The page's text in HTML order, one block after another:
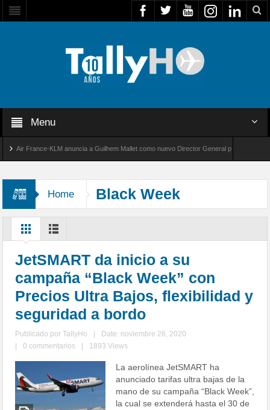
Menu
Air France-KLM anuncia a Guilhem Mallet como nuevo Director General para América Latina
Home Black Week
JetSMART da inicio a su
campaña “Black Week” con
Precios Ultra Bajos, flexibilidad y
seguridad a bordo
Publicado porTallyHo
Date: noviembre 26, 2020
0 commentarios 1893 Views
La aerolínea JetSMART ha
anunciado tarifas ultra bajas de la
mano de su campaña “Black Week”,
la cual se extenderá hasta el 30 de